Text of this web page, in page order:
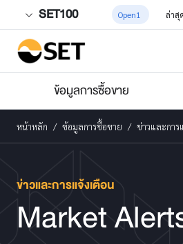
SET100 Open1 ล่าสุ
ข้อมูลการซื้อขาย
หน้าหลัก ข้อมูลการซื้อขาย ข่าวและการ
ข่าวและการแจ้งเตือน
Market